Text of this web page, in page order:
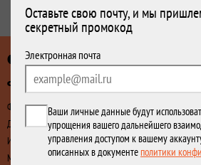
Спешалти HQ! кофе
Фильтр-кофе
Фермент
Декаф
Инфьюзы
Мытый
Rare
Regular
Оставьте свою почту, и мы
секретный промокод
Электронная почта
Ваши личные данные будут
упрощения вашего дальнейшего
управления доступом к вашему
описанных в документе политики
Спасибо!
Если на указанный email ранее не
оформлено ни одного заказа, мы
на него промокод на первую покупку.